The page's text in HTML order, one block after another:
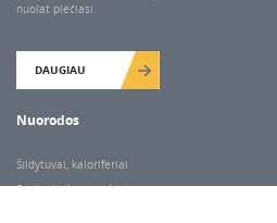
nuolat plečiasi.
DAUGIAU
Nuorodos
Šildytuvai, kaloriferiai
Santechnikos įrankiai